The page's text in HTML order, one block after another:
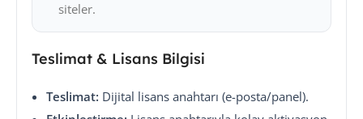
siteler.
Teslimat & Lisans Bilgisi
Teslimat: Dijital lisans anahtarı (e-posta/panel).